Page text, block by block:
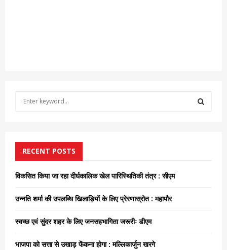
f
o
RECENT POSTS
विकसित किया जा रहा दीर्घकालिक खेल पारिस्थितिकी तंत्र : सीएम
उन्नति शर्मा की उपलब्धि खिलाड़ियों के लिए प्रेरणास्रोत : महापौर
स्वच्छ एवं सुंदर शहर के लिए जनसहभागिता जरूरीः डीएम
भाजपा को सत्ता से उखाड़ फेंकना होगा : मल्लिकार्जुन खरगे